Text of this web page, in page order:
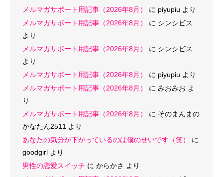
メルマガサポート用記事（2026年8月）
に piyupiu より
メルマガサポート用記事（2026年8月）
に シンシビス
より
メルマガサポート用記事（2026年8月）
に シンシビス
より
メルマガサポート用記事（2026年8月）
に piyupiu より
メルマガサポート用記事（2026年8月）
に みおみお よ
り
メルマガサポート用記事（2026年8月）
に そのまんまの
かなたん2511 より
あなたの気分が下がっているのは僕のせいです（笑）
に
goodgirl より
男性の恋愛スイッチ に からかさ より